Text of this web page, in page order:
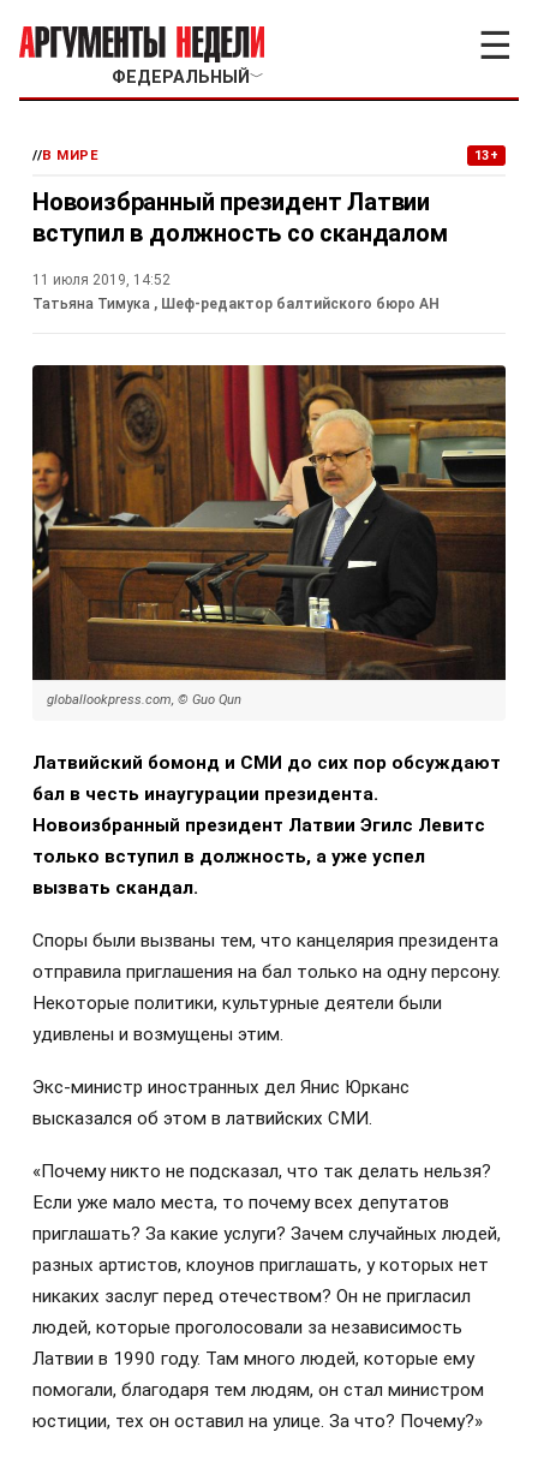
ФЕДЕРАЛЬНЫЙ ﹀
☰
//В МИРЕ 13+
Новоизбранный президент Латвии
вступил в должность со скандалом
11 июля 2019, 14:52
Татьяна Тимука , Шеф-редактор балтийского бюро АН
globallookpress.com, © Guo Qun
Латвийский бомонд и СМИ до сих пор обсуждают
бал в честь инаугурации президента.
Новоизбранный президент Латвии Эгилс Левитс
только вступил в должность, а уже успел
вызвать скандал.
Споры были вызваны тем, что канцелярия президента
отправила приглашения на бал только на одну персону.
Некоторые политики, культурные деятели были
удивлены и возмущены этим.
Экс-министр иностранных дел Янис Юрканс
высказался об этом в латвийских СМИ.
«Почему никто не подсказал, что так делать нельзя?
Если уже мало места, то почему всех депутатов
приглашать? За какие услуги? Зачем случайных людей,
разных артистов, клоунов приглашать, у которых нет
никаких заслуг перед отечеством? Он не пригласил
людей, которые проголосовали за независимость
Латвии в 1990 году. Там много людей, которые ему
помогали, благодаря тем людям, он стал министром
юстиции, тех он оставил на улице. За что? Почему?»